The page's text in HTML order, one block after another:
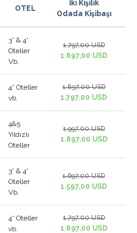
OTEL
İki Kişilik
Odada Kişibaşı
3* & 4*
Oteller
Vb.
1.797,00 USD
1.697,00 USD
4* Oteller
vb.
1.897,00 USD
1.797,00 USD
4&5
Yıldızlı
Oteller
1.997,00 USD
1.897,00 USD
3* & 4*
Oteller
Vb.
1.697,00 USD
1.597,00 USD
4* Oteller
vb.
1.797,00 USD
1.697,00 USD